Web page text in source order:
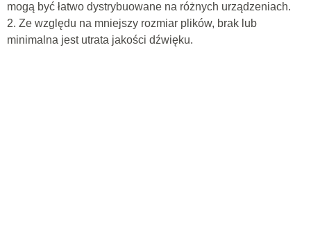
mogą być łatwo dystrybuowane na różnych urządzeniach.
2. Ze względu na mniejszy rozmiar plików, brak lub
minimalna jest utrata jakości dźwięku.